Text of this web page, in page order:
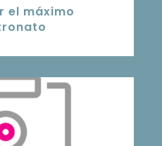
el máximo